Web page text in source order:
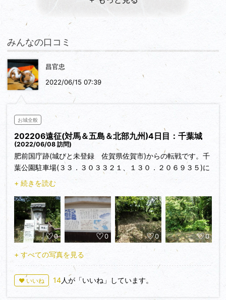
みんなの口コミ
昌官忠
2022/06/15 07:39
お城全般
202206遠征(対馬＆五島＆北部九州)4日目：千葉城
(2022/06/08 訪問)
肥前国庁跡(城びと未登録 佐賀県佐賀市)からの転戦です。千
葉公園駐車場(３３．３０３３２１、１３０．２０６９３５)に
駐車しました。
そこから、出城の展望台まで50mくらいです。展望台の先に
千葉城石碑(３３．３０２８８７、１３０．２０６３６５)が建
っています。
築城年代は定かではないようですが、南北朝時代頃に千葉氏に
千葉氏は桓武平氏で下総国に住し、代々千葉介を称して千葉氏
を名乗った一族で、千葉常胤が源頼朝の挙兵や奥州合戦で戦功
を挙げ、肥前国晴気荘を与えられました。
千葉頼胤のとき、元寇で九州へ下向したが討死し嫡男の宗胤も
+ 続きを読む
0 0 0 0
+ すべての写真を見る
♥ いいね 14人が「いいね」しています。